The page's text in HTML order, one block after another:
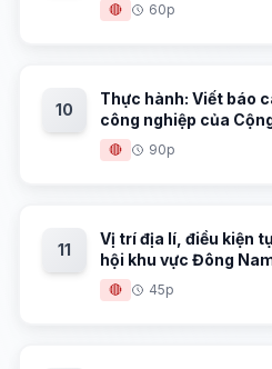
🔴 60p
10
Thực hành: Viết báo
công nghiệp của
🔴 90p
11
Vị trí địa lí, điều kiện
hội khu vực Đông
🔴 45p